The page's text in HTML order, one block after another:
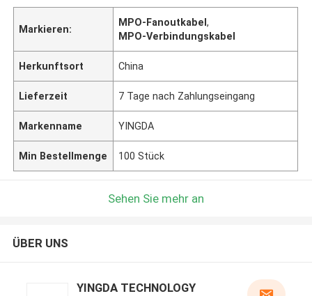
Markieren:
MPO-Fanoutkabel,
MPO-Verbindungskabel
Herkunftsort China
Lieferzeit 7 Tage nach Zahlungseingang
Markenname YINGDA
Min Bestellmenge 100 Stück
Sehen Sie mehr an
ÜBER UNS
YINGDA TECHNOLOGY